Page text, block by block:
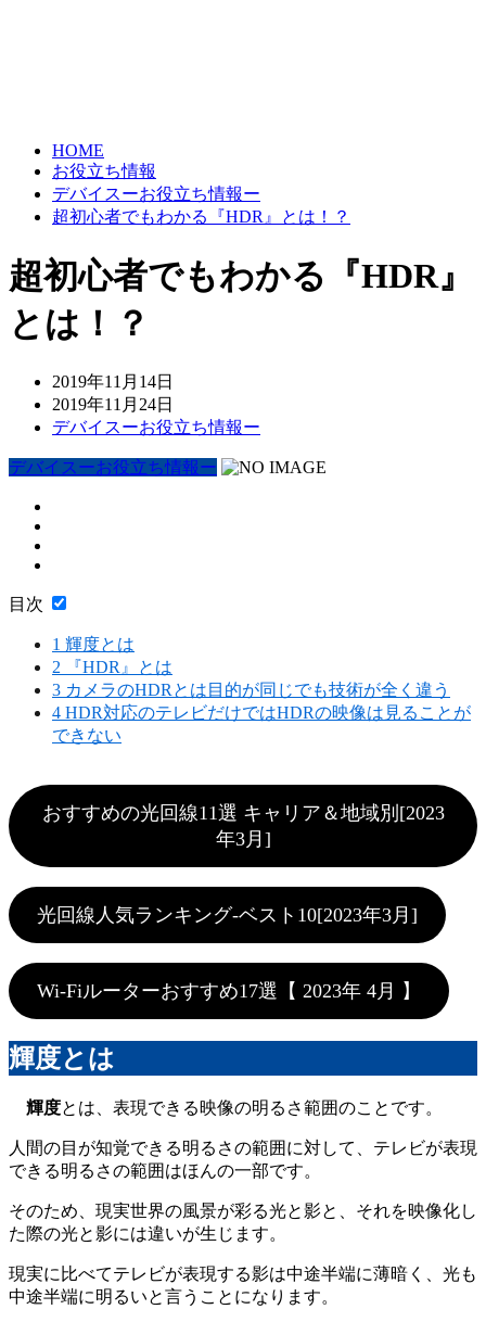
HOME
お役立ち情報
デバイスーお役立ち情報ー
超初心者でもわかる『HDR』とは！？
超初心者でもわかる『HDR』
とは！？
2019年11月14日
2019年11月24日
デバイスーお役立ち情報ー
デバイスーお役立ち情報ー
目次
1 輝度とは
2 『HDR』とは
3 カメラのHDRとは目的が同じでも技術が全く違う
4 HDR対応のテレビだけではHDRの映像は見ることが
できない
おすすめの光回線11選 キャリア＆地域別[2023
年3月]
光回線人気ランキング-ベスト10[2023年3月]
Wi-Fiルーターおすすめ17選【 2023年 4月 】
輝度とは
輝度とは、表現できる映像の明るさ範囲のことです。
人間の目が知覚できる明るさの範囲に対して、テレビが表現
できる明るさの範囲はほんの一部です。
そのため、現実世界の風景が彩る光と影と、それを映像化し
た際の光と影には違いが生じます。
現実に比べてテレビが表現する影は中途半端に薄暗く、光も
中途半端に明るいと言うことになります。